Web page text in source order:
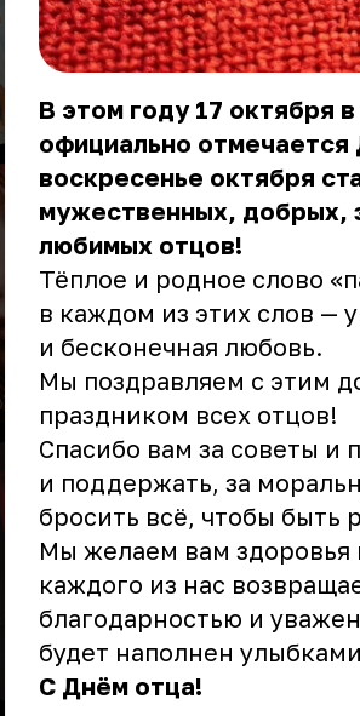
В этом году 17 октября
официально
воскресенье октября
мужественных, добрых,
любимых отцов!
Тёплое и родное слово
в каждом из этих слов —
и бесконечная любовь.
Мы поздравляем с этим
праздником всех отцов!
Спасибо вам за советы и
и поддержать, за
бросить всё, чтобы быть
Мы желаем вам здоровья
каждого из нас
благодарностью и
будет наполнен
С Днём отца!